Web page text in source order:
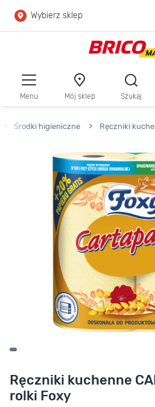
Przejdź do głównej zawartości
Wybierz sklep
Menu Mój sklep Szukaj
> Środki higieniczne > Ręczniki
Ręczniki kuchenne
rolki Foxy